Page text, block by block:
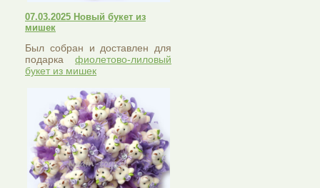
07.03.2025 Новый букет из
мишек
Был собран и доставлен для
подарка фиолетово-лиловый
букет из мишек